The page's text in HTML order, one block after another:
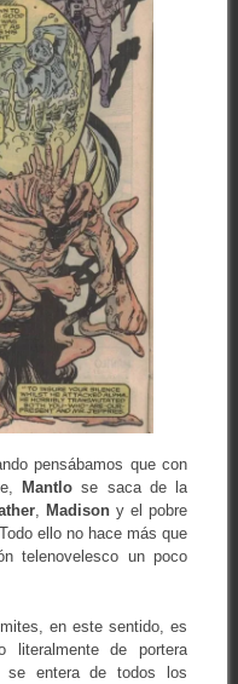
pensábamos que con
Mantlo se saca de la
, Madison y el pobre
ello no hace más que
telenovelesco un poco
en este sentido, es
literalmente de portera
se entera de todos los